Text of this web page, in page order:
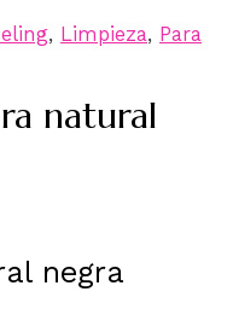
, Limpieza, Para
natural
negra